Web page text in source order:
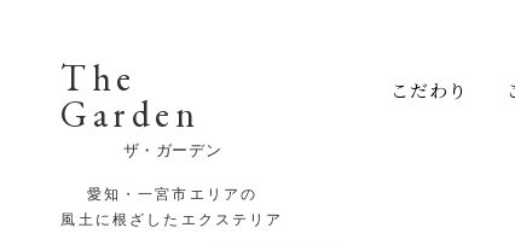
The
Garden
ザ・ガーデン
愛知・一宮市エリアの
風土に根ざしたエクステリア
こだわり